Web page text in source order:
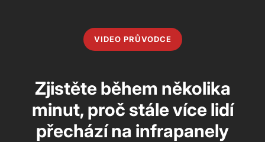
VIDEO PRŮVODCE
Zjistěte během několika
minut, proč stále více lidí
přechází na infrapanely